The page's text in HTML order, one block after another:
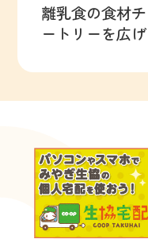
離乳食の食材
ートリーを広